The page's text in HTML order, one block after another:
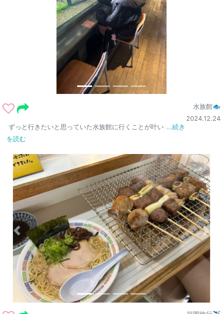
水族館🐟
2024.12.24
ずっと行きたいと思っていた水族館に行くことが叶い ...続き
を読む